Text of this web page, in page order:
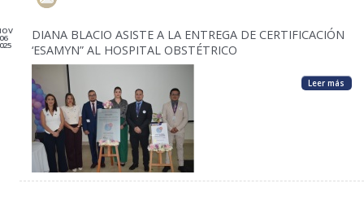
06
DIANA BLACIO ASISTE A LA ENTREGA DE CERTIFICACIÓN
‘ESAMYN” AL HOSPITAL OBSTÉTRICO
Leer más